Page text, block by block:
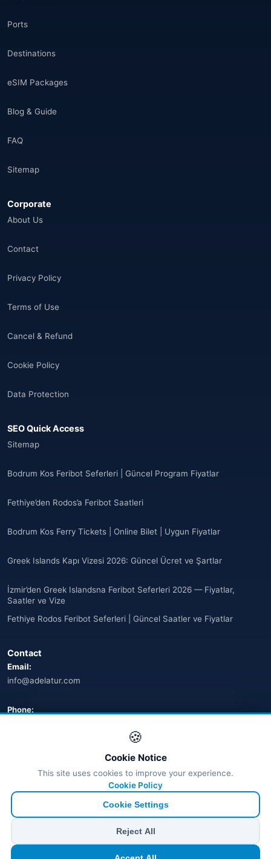
Ports
Destinations
eSIM Packages
Blog & Guide
FAQ
Sitemap
Corporate
About Us
Contact
Privacy Policy
Terms of Use
Cancel & Refund
Cookie Policy
Data Protection
SEO Quick Access
Sitemap
Bodrum Kos Feribot Seferleri | Güncel Program Fiyatlar
Fethiye’den Rodos’a Feribot Saatleri
Bodrum Kos Ferry Tickets | Online Bilet | Uygun Fiyatlar
Greek Islands Kapı Vizesi 2026: Güncel Ücret ve Şartlar
İzmir’den Greek Islandsna Feribot Seferleri 2026 — Fiyatlar,
Saatler ve Vize
Fethiye Rodos Feribot Seferleri | Güncel Saatler ve Fiyatlar
Contact
Email:
info@adelatur.com
Phone:
€ EUR $ USD
🍪
Cookie Notice
This site uses cookies to improve your experience.
Cookie Policy
Cookie Settings
Reject All